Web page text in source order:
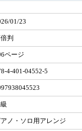
01/23
判
ページ
4-401-04552-5
アノ・ソロ用アレンジ